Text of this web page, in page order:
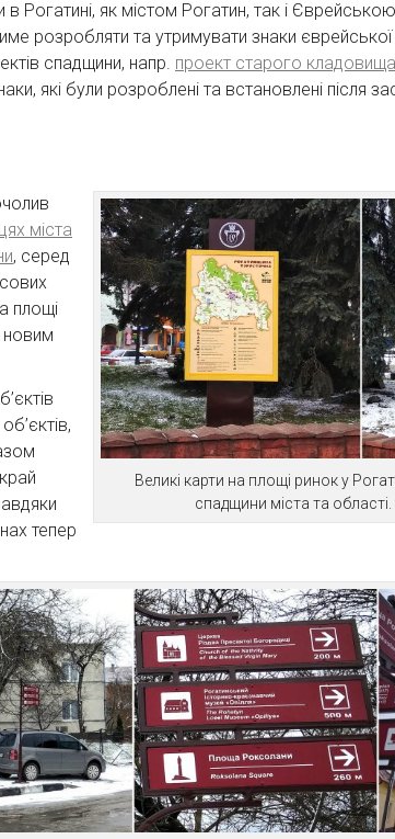
в Рогатині, як містом Рогатин, так і
розробляти та утримувати знаки єврейської
спадщини, напр. проект старого кладовища
які були розроблені та встановлені після
Великі карти на площі ринок у
спадщини міста та
міста
, серед
площі
новим
тепер